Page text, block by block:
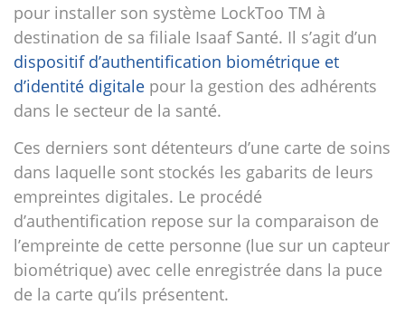
pour installer son système LockToo TM à
destination de sa filiale Isaaf Santé. Il s’agit d’un
dispositif d’authentification biométrique et
d’identité digitale pour la gestion des adhérents
dans le secteur de la santé.
Ces derniers sont détenteurs d’une carte de soins
dans laquelle sont stockés les gabarits de leurs
empreintes digitales. Le procédé
d’authentification repose sur la comparaison de
l’empreinte de cette personne (lue sur un capteur
biométrique) avec celle enregistrée dans la puce
de la carte qu’ils présentent.